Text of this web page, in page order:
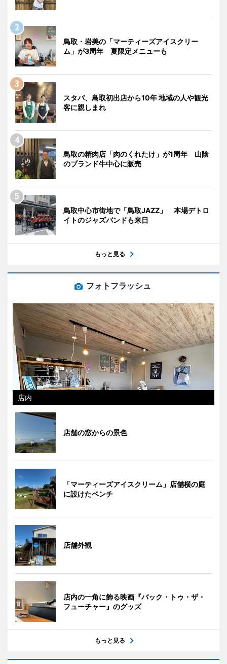
鳥取・岩美の「マーティーズアイスクリー
ム」が3周年 夏限定メニューも
スタバ、鳥取初出店から10年 地域の人や観光
客に親しまれ
鳥取の精肉店「肉のくれたけ」が1周年 山陰
のブランド牛中心に販売
鳥取中心市街地で「鳥取JAZZ」 本場デトロ
イトのジャズバンドも来日
もっと見る
フォトフラッシュ
店内
店舗の窓からの景色
「マーティーズアイスクリーム」店舗横の庭
に設けたベンチ
店舗外観
店内の一角に飾る映画『バック・トゥ・ザ・
フューチャー』のグッズ
もっと見る